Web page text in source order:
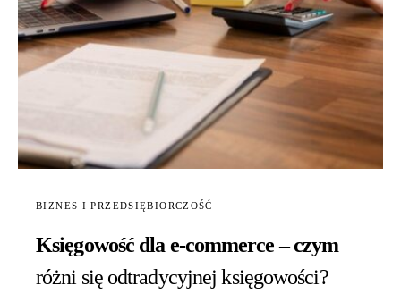
BIZNES I PRZEDSIĘBIORCZOŚĆ
Księgowość dla e-commerce – czym
różni się odtradycyjnej księgowości?